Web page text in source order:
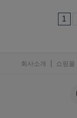
1
회사소개 쇼핑몰